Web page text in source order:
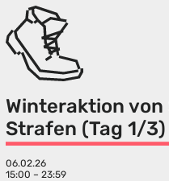
Winteraktion
Strafen (Tag 1/3)
06.02.26
15:00 – 23:59